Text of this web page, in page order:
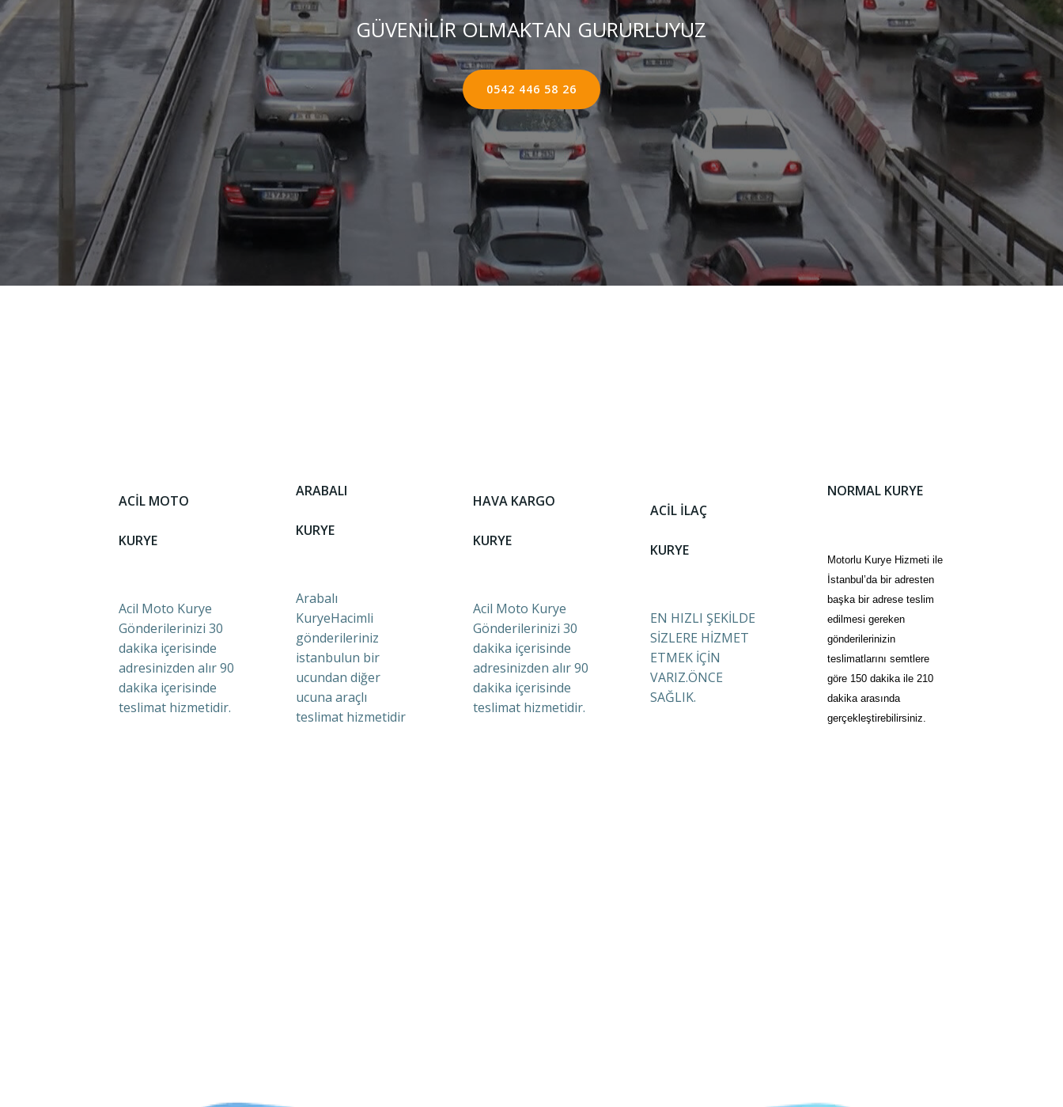
GÜVENİLİR OLMAKTAN GURURLUYUZ
0542 446 58 26
ACİL MOTO
KURYE
Acil Moto Kurye
Gönderilerinizi 30
dakika içerisinde
adresinizden alır 90
dakika içerisinde
teslimat hizmetidir.
ARABALI
KURYE
Arabalı
KuryeHacimli
gönderileriniz
istanbulun bir
ucundan diğer
ucuna araçlı
teslimat hizmetidir
HAVA KARGO
KURYE
Acil Moto Kurye
Gönderilerinizi 30
dakika içerisinde
adresinizden alır 90
dakika içerisinde
teslimat hizmetidir.
ACİL İLAÇ
KURYE
EN HIZLI ŞEKİLDE
SİZLERE HİZMET
ETMEK İÇİN
VARIZ.ÖNCE
SAĞLIK.
NORMAL KURYE
Motorlu Kurye Hizmeti ile
İstanbul’da bir adresten
başka bir adrese teslim
edilmesi gereken
gönderilerinizin
teslimatlarını semtlere
göre 150 dakika ile 210
dakika arasında
gerçekleştirebilirsiniz.